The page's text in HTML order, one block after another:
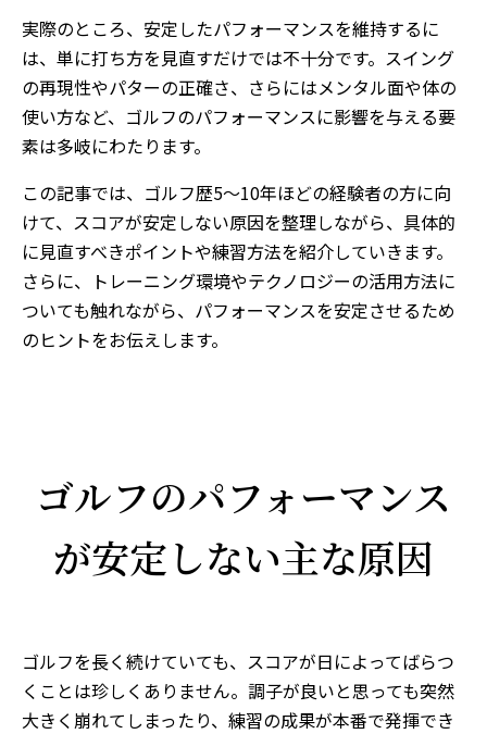
実際のところ、安定したパフォーマンスを維持するに
は、単に打ち方を見直すだけでは不十分です。スイング
の再現性やパターの正確さ、さらにはメンタル面や体の
使い方など、ゴルフのパフォーマンスに影響を与える要
素は多岐にわたります。
この記事では、ゴルフ歴5〜10年ほどの経験者の方に向
けて、スコアが安定しない原因を整理しながら、具体的
に見直すべきポイントや練習方法を紹介していきます。
さらに、トレーニング環境やテクノロジーの活用方法に
ついても触れながら、パフォーマンスを安定させるため
のヒントをお伝えします。
ゴルフのパフォーマンス
が安定しない主な原因
ゴルフを長く続けていても、スコアが日によってばらつ
くことは珍しくありません。調子が良いと思っても突然
大きく崩れてしまったり、練習の成果が本番で発揮でき